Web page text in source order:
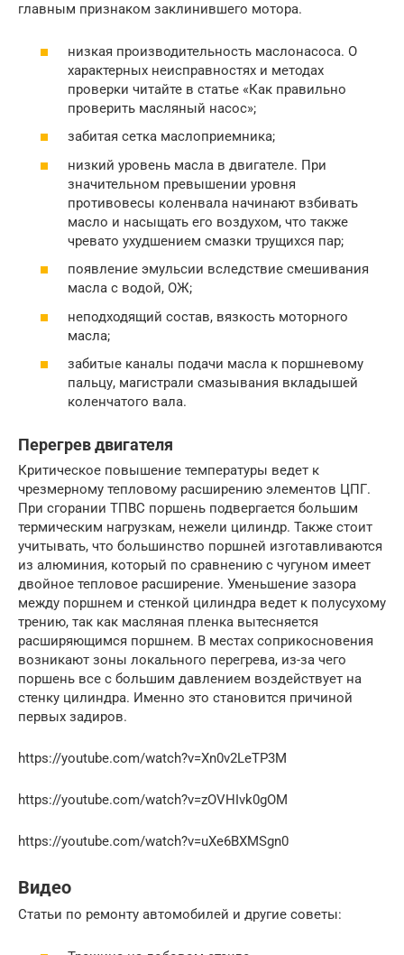
главным признаком заклинившего мотора.
низкая производительность маслонасоса. О
характерных неисправностях и методах
проверки читайте в статье «Как правильно
проверить масляный насос»;
забитая сетка маслоприемника;
низкий уровень масла в двигателе. При
значительном превышении уровня
противовесы коленвала начинают взбивать
масло и насыщать его воздухом, что также
чревато ухудшением смазки трущихся пар;
появление эмульсии вследствие смешивания
масла с водой, ОЖ;
неподходящий состав, вязкость моторного
масла;
забитые каналы подачи масла к поршневому
пальцу, магистрали смазывания вкладышей
коленчатого вала.
Перегрев двигателя
Критическое повышение температуры ведет к
чрезмерному тепловому расширению элементов ЦПГ.
При сгорании ТПВС поршень подвергается большим
термическим нагрузкам, нежели цилиндр. Также стоит
учитывать, что большинство поршней изготавливаются
из алюминия, который по сравнению с чугуном имеет
двойное тепловое расширение. Уменьшение зазора
между поршнем и стенкой цилиндра ведет к полусухому
трению, так как масляная пленка вытесняется
расширяющимся поршнем. В местах соприкосновения
возникают зоны локального перегрева, из-за чего
поршень все с большим давлением воздействует на
стенку цилиндра. Именно это становится причиной
первых задиров.
https://youtube.com/watch?v=Xn0v2LeTP3M
https://youtube.com/watch?v=zOVHIvk0gOM
https://youtube.com/watch?v=uXe6BXMSgn0
Видео
Статьи по ремонту автомобилей и другие советы: